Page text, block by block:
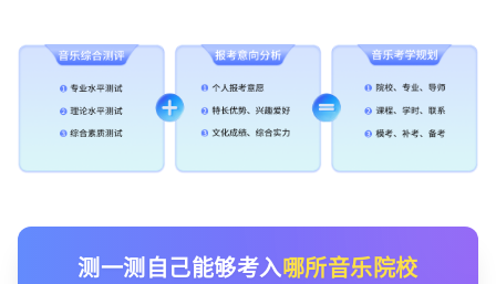
测一测自己能够考入哪所音乐院校